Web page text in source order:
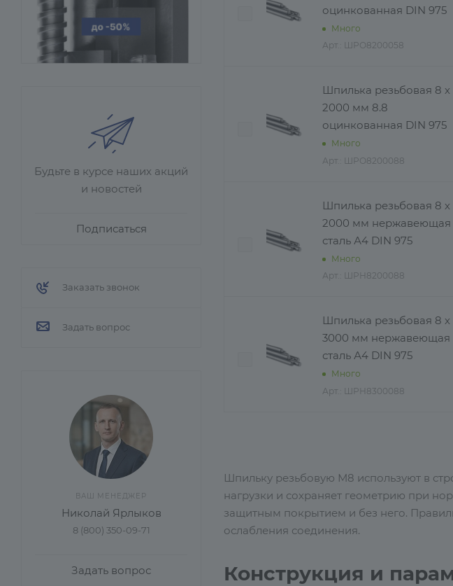
оцинкованная DIN 975
Много
Арт.: ШРО8200058
Шпилька резьбовая 8 х
2000 мм 8.8
оцинкованная DIN 975
Много
Арт.: ШРО8200088
Шпилька резьбовая 8 х
2000 мм нержавеющая
сталь А4 DIN 975
Много
Арт.: ШРН8200088
Шпилька резьбовая 8 х
3000 мм нержавеющая
сталь А4 DIN 975
Много
Арт.: ШРН8300088
Шпильку резьбовую М8 используют в
нагрузки и сохраняет геометрию при
защитным покрытием и без него.
ослабления соединения.
Конструкция и
Будьте в курсе наших акций
и новостей
Подписаться
Заказать звонок
Задать вопрос
ВАШ МЕНЕДЖЕР
Николай Ярлыков
8 (800) 350-09-71
Задать вопрос